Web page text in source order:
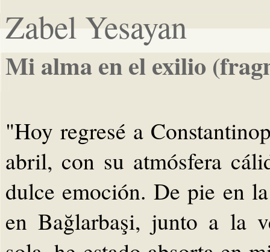
Zabel Yesayan
Mi alma en el exilio
"Hoy regresé a
abril, con su atmósfera
dulce emoción. De pie en
en Bağlarbaşi, junto a la